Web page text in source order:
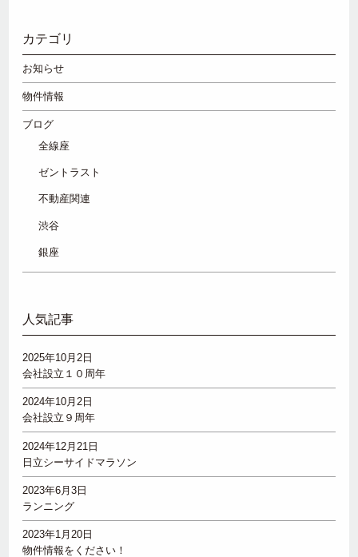
カテゴリ
お知らせ
物件情報
ブログ
全線座
ゼントラスト
不動産関連
渋谷
銀座
人気記事
2025年10月2日
会社設立１０周年
2024年10月2日
会社設立９周年
2024年12月21日
日立シーサイドマラソン
2023年6月3日
ランニング
2023年1月20日
物件情報をください！